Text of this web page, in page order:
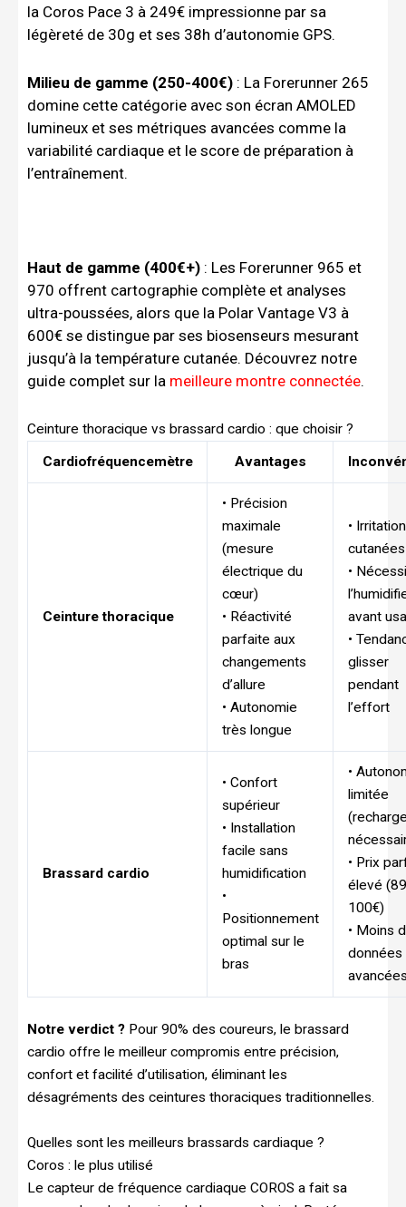
la Coros Pace 3 à 249€ impressionne par sa
légèreté de 30g et ses 38h d’autonomie GPS.
Milieu de gamme (250-400€) : La Forerunner 265
domine cette catégorie avec son écran AMOLED
lumineux et ses métriques avancées comme la
variabilité cardiaque et le score de préparation à
l’entraînement.
Haut de gamme (400€+) : Les Forerunner 965 et
970 offrent cartographie complète et analyses
ultra-poussées, alors que la Polar Vantage V3 à
600€ se distingue par ses biosenseurs mesurant
jusqu’à la température cutanée. Découvrez notre
guide complet sur la meilleure montre connectée.
Ceinture thoracique vs brassard cardio : que choisir ?
Cardiofréquencemètre
Avantages
Ceinture thoracique
• Précision
maximale
(mesure
électrique du
cœur)
• Réactivité
parfaite aux
changements
d’allure
• Autonomie
très longue
•
cutanées
•
avant
•
glisser
pendant
l’effort
Brassard cardio
• Confort
supérieur
• Installation
facile sans
humidification
•
Positionnement
optimal sur le
bras
•
limitée
• Prix
élevé
100€)
• Moins
données
Notre verdict ? Pour 90% des coureurs, le brassard
cardio offre le meilleur compromis entre précision,
confort et facilité d’utilisation, éliminant les
désagréments des ceintures thoraciques traditionnelles.
Quelles sont les meilleurs brassards cardiaque ?
Coros : le plus utilisé
Le capteur de fréquence cardiaque COROS a fait sa